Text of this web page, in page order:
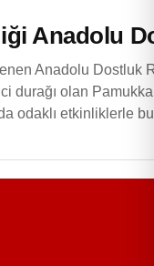
Anadolu
Anadolu Dostluk
durağı olan
odaklı etkinliklerle